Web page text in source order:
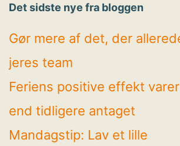
Det sidste nye fra bloggen
Gør mere af det, der
jeres team
Feriens positive effekt
end tidligere antaget
Mandagstip: Lav et lille